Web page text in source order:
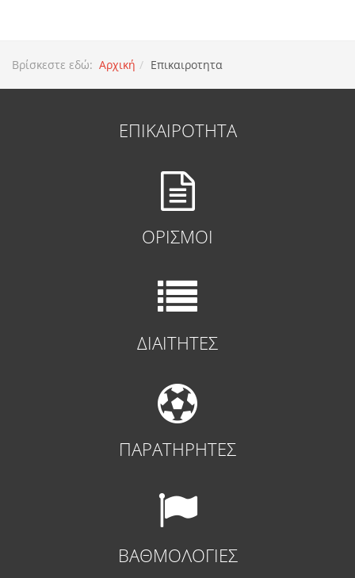
Βρίσκεστε εδώ: Αρχική Επικαιροτητα
ΕΠΙΚΑΙΡΟΤΗΤΑ
ΟΡΙΣΜΟΙ
ΔΙΑΙΤΗΤΕΣ
ΠΑΡΑΤΗΡΗΤΕΣ
ΒΑΘΜΟΛΟΓΙΕΣ